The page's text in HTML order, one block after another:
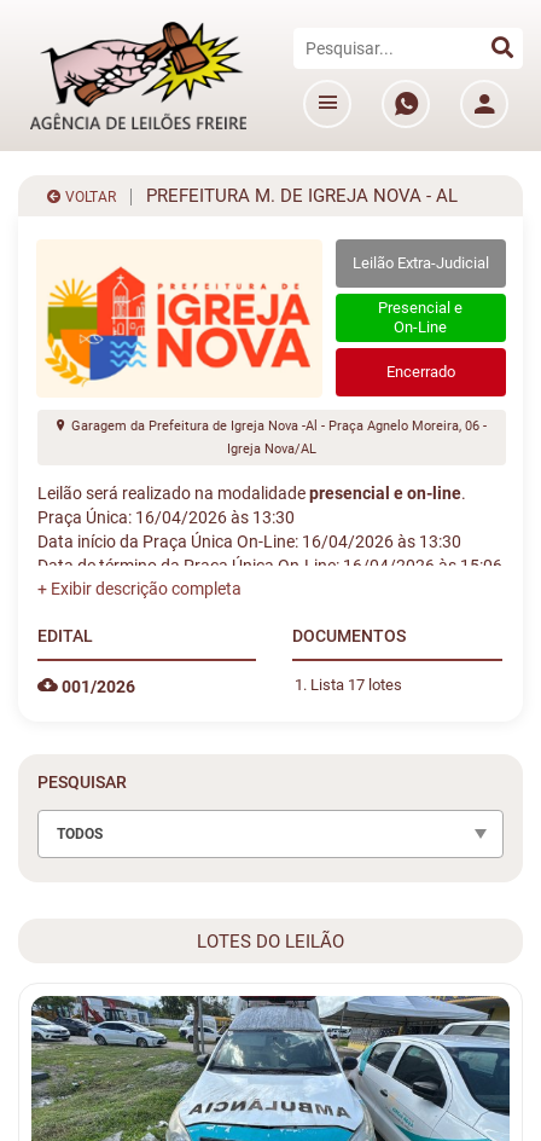
VOLTAR PREFEITURA M. DE IGREJA NOVA - AL
Leilão Extra-Judicial
Presencial e
On-Line
Encerrado
Garagem da Prefeitura de Igreja Nova -Al - Praça Agnelo Moreira, 06 -
Igreja Nova/AL
Leilão será realizado na modalidadepresencial e on-line.
Praça Única: 16/04/2026 às 13:30
Data início da Praça Única On-Line: 16/04/2026 às 13:30
Data de término da Praça Única On-Line: 16/04/2026 às 15:06
EDITAL
001/2026
DOCUMENTOS
Lista 17 lotes
PESQUISAR
TODOS
LOTES DO LEILÃO